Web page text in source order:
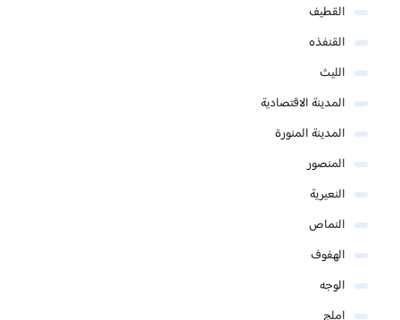
القطيف
القنفذه
الليث
المدينة الاقتصادية
المدينة المنورة
المنصور
النعيرية
النماص
الهفوف
الوجه